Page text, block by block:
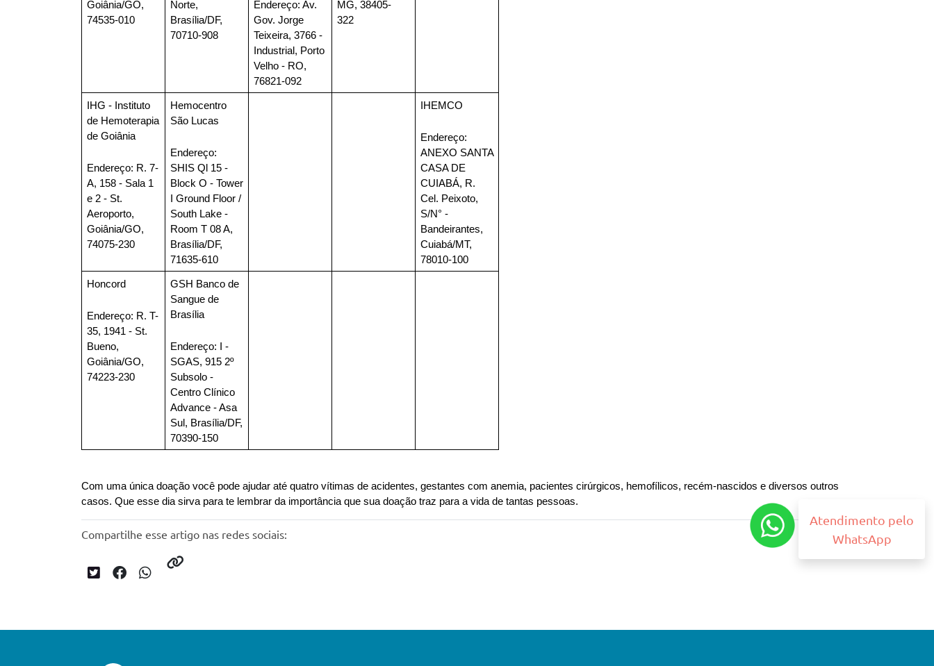
Goiânia/GO,
74535-010
Norte,
Brasília/DF,
70710-908
Endereço: Av.
Gov. Jorge
Teixeira, 3766 -
Industrial, Porto
Velho - RO,
76821-092
MG, 38405-
322
IHG - Instituto
de Hemoterapia
de Goiânia
Endereço: R. 7-
A, 158 - Sala 1
e 2 - St.
Aeroporto,
Goiânia/GO,
74075-230
Hemocentro
São Lucas
Endereço:
SHIS Ql 15 -
Block O - Tower
I Ground Floor /
South Lake -
Room T 08 A,
Brasília/DF,
71635-610
IHEMCO
Endereço:
ANEXO SANTA
CASA DE
CUIABÁ, R.
Cel. Peixoto,
S/N° -
Bandeirantes,
Cuiabá/MT,
78010-100
Honcord
Endereço: R. T-
35, 1941 - St.
Bueno,
Goiânia/GO,
74223-230
GSH Banco de
Sangue de
Brasília
Endereço: I -
SGAS, 915 2º
Subsolo -
Centro Clínico
Advance - Asa
Sul, Brasília/DF,
70390-150
Com uma única doação você pode ajudar até quatro vítimas de acidentes, gestantes com anemia, pacientes cirúrgicos, hemofílicos, recém-nascidos e diversos outros
casos. Que esse dia sirva para te lembrar da importância que sua doação traz para a vida de tantas pessoas.
Compartilhe esse artigo nas redes sociais:
Atendimento pelo
WhatsApp